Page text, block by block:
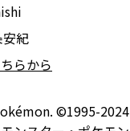
紀
らから
©1995-2024